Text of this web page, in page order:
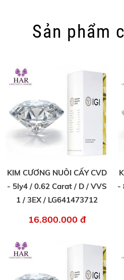
Sản phẩm
KIM CƯƠNG NUÔI CẤY CVD
- 5ly4 / 0.62 Carat / D / VVS
1 / 3EX / LG641473712
16.800.000 đ
-